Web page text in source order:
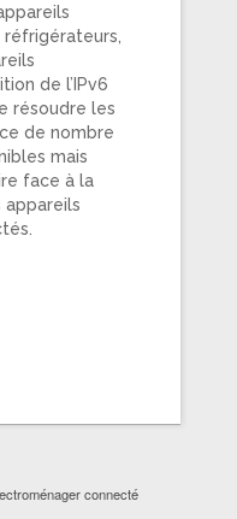
de l’IPv6
résoudre les
de nombre
mais
face à la
connecté